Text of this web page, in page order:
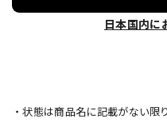
日本国内に
・状態は商品名に記載がない限